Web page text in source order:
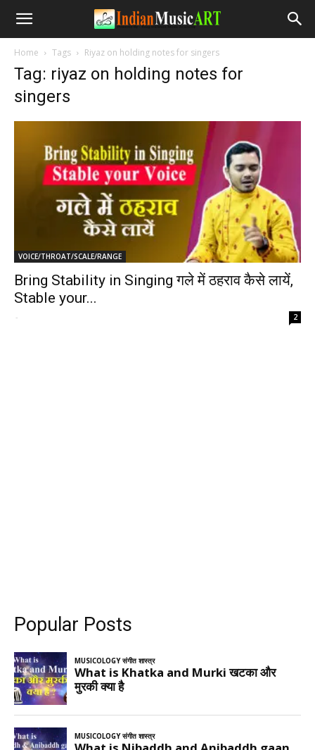
Home Tags Riyaz on holding notes for singers
Tag: riyaz on holding notes for
singers
VOICE/THROAT/SCALE/RANGE
Bring Stability in Singing गले में ठहराव कैसे लायें,
Stable your...
- 2
Popular Posts